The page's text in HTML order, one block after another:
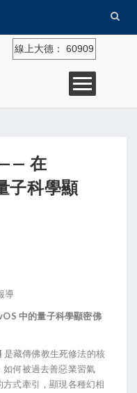
線上大德： 60909
在
子科學顯
導
中的量子科學顯密佛
是藏傳佛教生死修法的核
何被過去善惡業習氣
方式牽引，顯現各種幻相